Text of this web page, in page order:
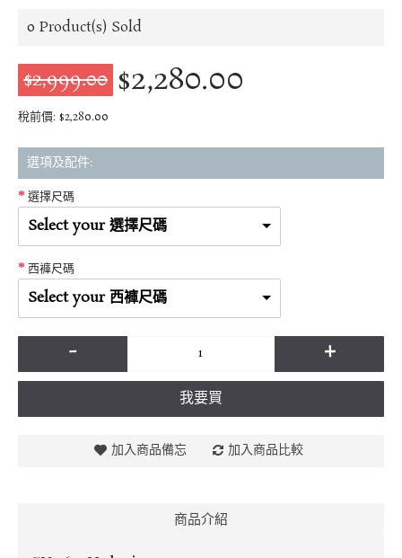
0 Product(s) Sold
$2,999.00 $2,280.00
稅前價: $2,280.00
選項及配件:
選擇尺碼
Select your 選擇尺碼
西褲尺碼
Select your 西褲尺碼
- +
我要買
加入商品備忘 加入商品比較
商品介紹